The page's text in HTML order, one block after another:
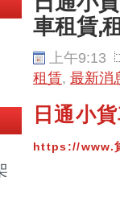
車租賃,
上午9:13
租賃, 最新消
日通小
https://www.